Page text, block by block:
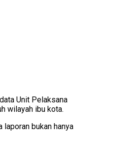
Unit Pelaksana
wilayah ibu kota.
bukan hanya